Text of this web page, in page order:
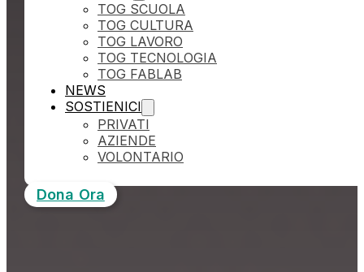
TOG SCUOLA
TOG CULTURA
TOG LAVORO
TOG TECNOLOGIA
TOG FABLAB
NEWS
SOSTIENICI
PRIVATI
AZIENDE
VOLONTARIO
Dona Ora